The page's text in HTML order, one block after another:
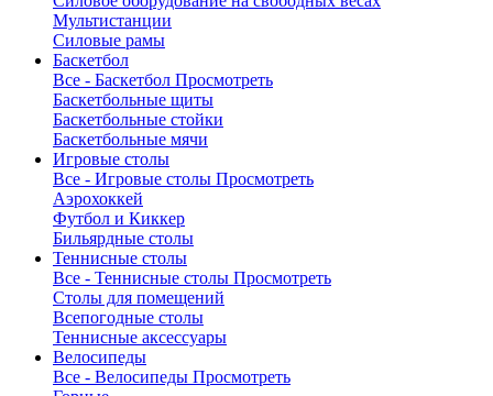
Мультистанции
Силовые рамы
Баскетбол
Все - Баскетбол Просмотреть
Баскетбольные щиты
Баскетбольные стойки
Баскетбольные мячи
Игровые столы
Все - Игровые столы Просмотреть
Аэрохоккей
Футбол и Киккер
Бильярдные столы
Теннисные столы
Все - Теннисные столы Просмотреть
Столы для помещений
Всепогодные столы
Теннисные аксессуары
Велосипеды
Все - Велосипеды Просмотреть